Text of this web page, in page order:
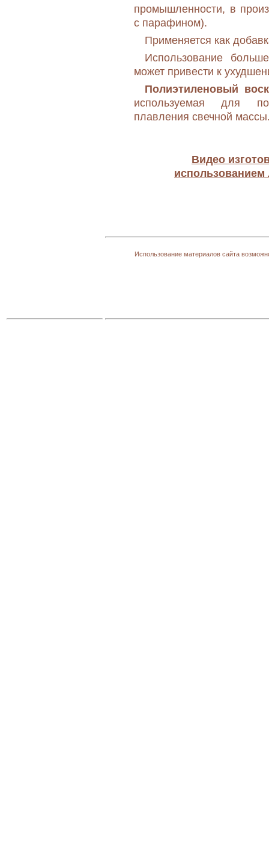
промышленности, в
с парафином).
Применяется как
Использование
может привести к
Полиэтиленовый воск
используемая для
плавления свечной
Видео
Использование материалов сайта